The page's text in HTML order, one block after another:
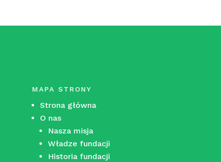
MAPA STRONY
Strona główna
O nas
Nasza misja
Władze fundacji
Historia fundacji